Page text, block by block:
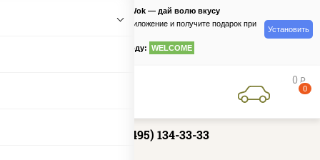
PizzaSushiWok — дай волю вкусу
Скачайте приложение и получите подарок при
по промокоду: WELCOME
Установить
0 руб
0
+7 (495) 134-33-33